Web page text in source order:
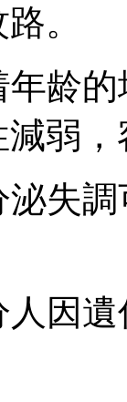
。
龄
弱
失
因